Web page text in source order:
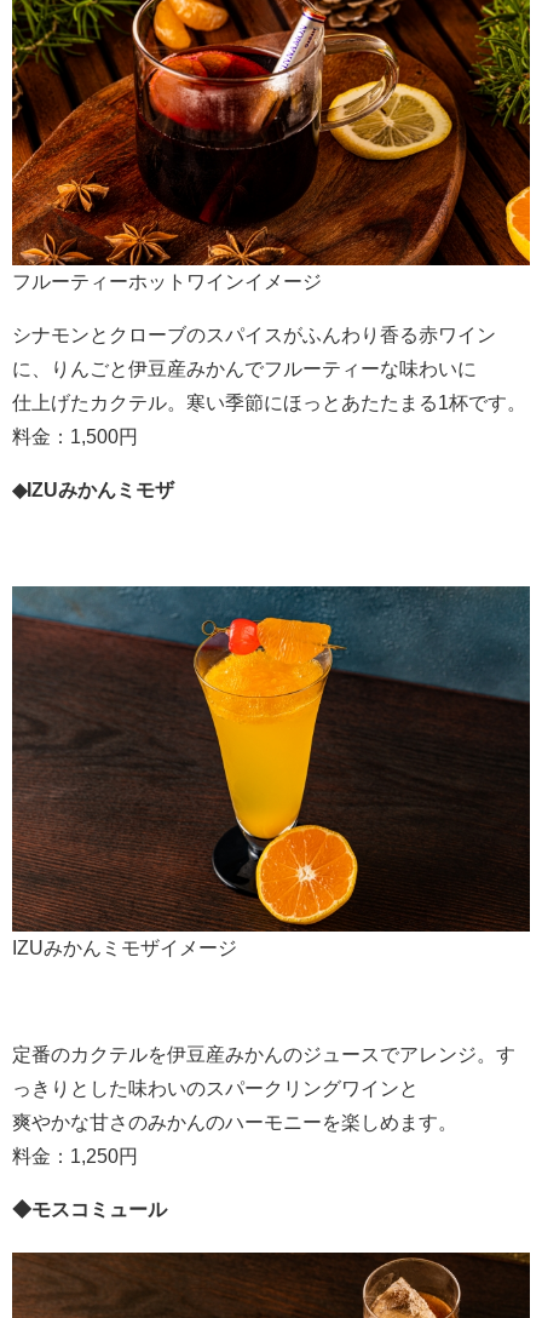
フルーティーホットワインイメージ
シナモンとクローブのスパイスがふんわり香る赤ワイン
に、りんごと伊豆産みかんでフルーティーな味わいに
仕上げたカクテル。寒い季節にほっとあたたまる1杯です。
料金：1,500円
◆IZUみかんミモザ
IZUみかんミモザイメージ
定番のカクテルを伊豆産みかんのジュースでアレンジ。す
っきりとした味わいのスパークリングワインと
爽やかな甘さのみかんのハーモニーを楽しめます。
料金：1,250円
◆モスコミュール